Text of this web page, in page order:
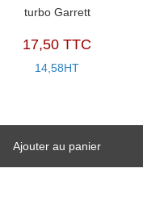
turbo Garrett
17,50 TTC
14,58HT
Ajouter au panier